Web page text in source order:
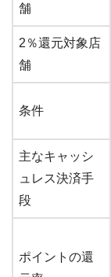
舗
2％還元対象店
舗
条件
主なキャッシ
ュレス決済手
段
ポイントの還